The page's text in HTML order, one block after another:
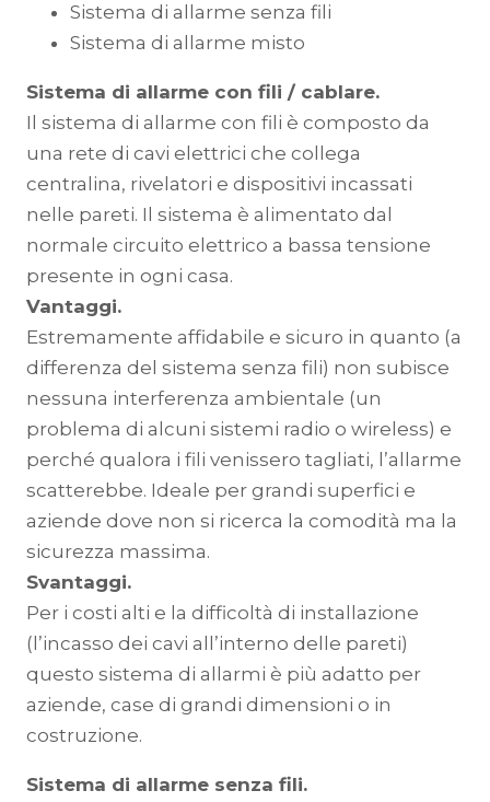
Sistema di allarme senza fili
Sistema di allarme misto
Sistema di allarme con fili / cablare.
Il sistema di allarme con fili è composto da
una rete di cavi elettrici che collega
centralina, rivelatori e dispositivi incassati
nelle pareti. Il sistema è alimentato dal
normale circuito elettrico a bassa tensione
presente in ogni casa.
Vantaggi.
Estremamente affidabile e sicuro in quanto (a
differenza del sistema senza fili) non subisce
nessuna interferenza ambientale (un
problema di alcuni sistemi radio o wireless) e
perché qualora i fili venissero tagliati, l’allarme
scatterebbe. Ideale per grandi superfici e
aziende dove non si ricerca la comodità ma la
sicurezza massima.
Svantaggi.
Per i costi alti e la difficoltà di installazione
(l’incasso dei cavi all’interno delle pareti)
questo sistema di allarmi è più adatto per
aziende, case di grandi dimensioni o in
costruzione.
Sistema di allarme senza fili.